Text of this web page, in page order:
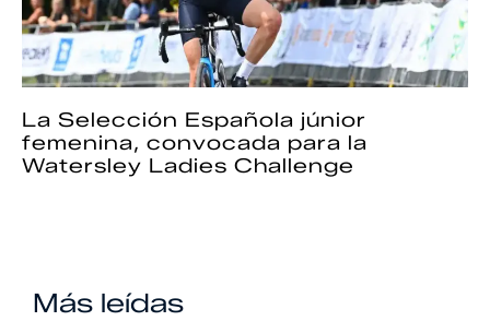
La Selección Española júnior
femenina, convocada para la
Watersley Ladies Challenge
Más leídas